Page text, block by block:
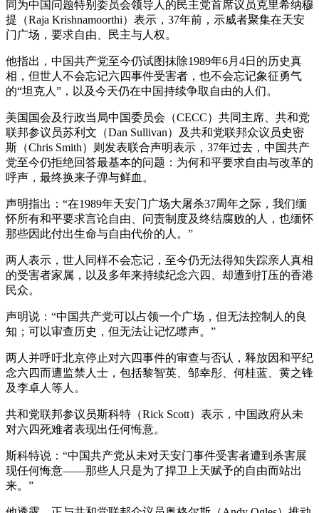
同为中国问题特别委员会领导人的民主党首席议员克里希纳穆
提（Raja Krishnamoorthi）表示，37年前，示威者聚集在天安
门广场，要求自由、民主与人权。
他指出，中国共产党至今仍试图抹除1989年6月4日的历史真
相，但世人不会忘记六四事件受害者，也不会忘记象征勇气
的“坦克人”，以及今天仍在中国持续争取自由的人们。
美国国会及行政当局中国委员会（CECC）共同主席、共和党
联邦参议员苏利文（Dan Sullivan）及共和党联邦众议员史密
斯（Chris Smith）则发表联合声明表示，37年过去，中国共产
党至今仍拒绝回答最基本的问题：为何和平要求自由与改革的
呼声，最终换来子弹与鲜血。
声明指出：“在1989年天安门广场大屠杀37周年之际，我们缅
怀所有和平要求言论自由、问责制度及终结腐败的人，也缅怀
那些因此付出生命与自由代价的人。”
两人表示，世人同样不会忘记，至今仍无法得知失踪亲人真相
的受害者家属，以及多年来持续纪念六四、却遭到打压的香港
民众。
声明说：“中国共产党可以占领一个广场，但无法控制人的良
知；可以审查历史，但无法让记忆噤声。”
两人并呼吁北京停止对六四事件的审查与否认，释放因和平纪
念六四而遭监禁人士，包括黎智英、邹幸彤、何桂蓝、黄之锋
及李卓人等人。
共和党联邦参议员斯科特（Rick Scott）表示，中国政府从未
对六四死难者表现出任何悔意。
斯科特说：“中国共产党从未对天安门事件受害者遭到杀害展
现任何悔意——那些人只是为了捍卫上天赋予的自由而站出
来。”